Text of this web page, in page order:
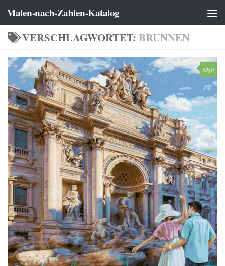
Zum Inhalt springen
Malen-nach-Zahlen-Katalog
VERSCHLAGWORTET: BRUNNEN
0